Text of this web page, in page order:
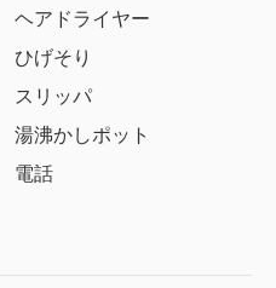
ヘアドライヤー
ひげそり
スリッパ
湯沸かしポット
電話